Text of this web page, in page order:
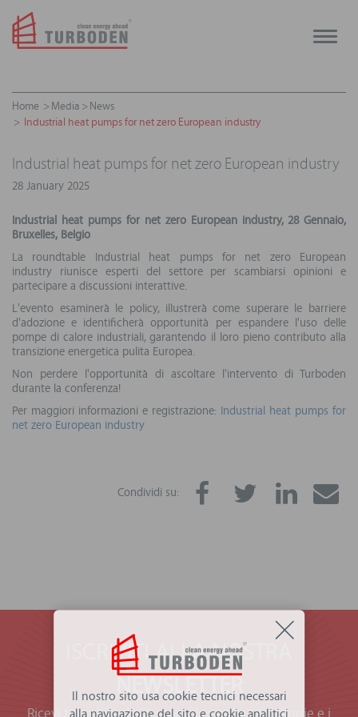
Toggle
Home Media
News
Industrial heat pumps for net zero European industry
Industrial heat pumps for net zero European industry
28 January 2025
Industrial heat pumps for net zero European industry, 28 Gennaio,
Bruxelles, Belgio
La roundtable Industrial heat pumps for net zero European
industry riunisce esperti del settore per scambiarsi opinioni e
partecipare a discussioni interattive.
L'evento esaminerà le policy, illustrerà come superare le barriere
d'adozione e identificherà opportunità per espandere l'uso delle
pompe di calore industriali, garantendo il loro pieno contributo alla
transizione energetica pulita Europea.
Non perdere l'opportunità di ascoltare l'intervento di Turboden
durante la conferenza!
Per maggiori informazioni e registrazione: Industrial heat pumps for
net zero European industry
Condividi su:
ISCRIVITI ALLA NOSTRA
NEWSLETTER
Il nostro sito usa cookie tecnici necessari